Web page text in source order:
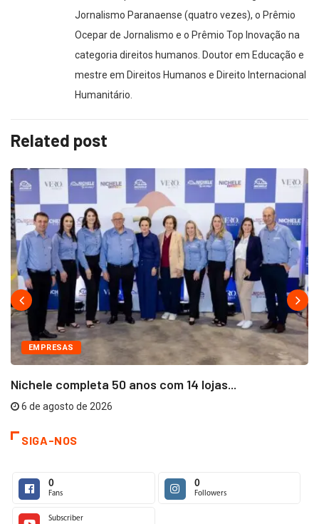
Jornalismo Paranaense (quatro vezes), o Prêmio
Ocepar de Jornalismo e o Prêmio Top Inovação na
categoria direitos humanos. Doutor em Educação e
mestre em Direitos Humanos e Direito Internacional
Humanitário.
Related post
EMPRESAS
Nichele completa 50 anos com 14 lojas...
6 de agosto de 2026
SIGA-NOS
0
Fans
0
Followers
Subscriber